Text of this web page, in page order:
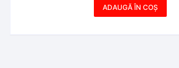
ADAUGĂ ÎN COȘ